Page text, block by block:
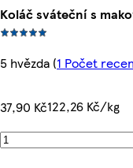
Koláč sváteční s
5 hvězda (1 Počet
37,90 Kč122,26 Kč/kg